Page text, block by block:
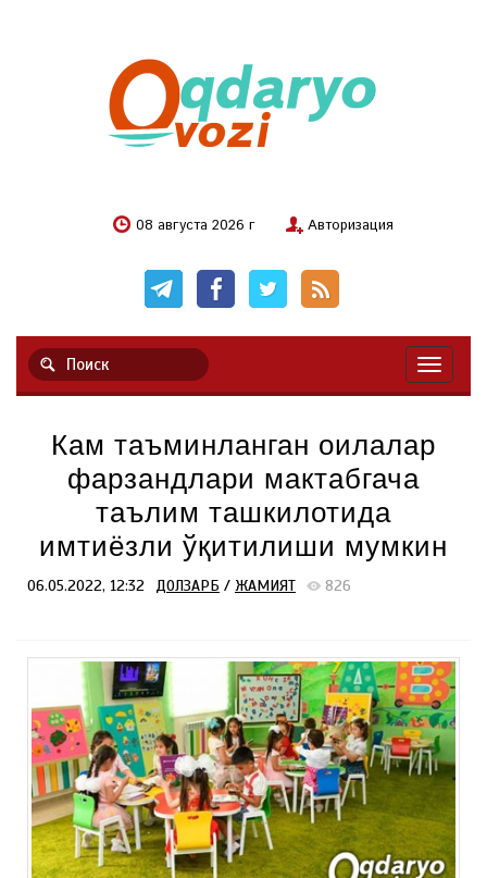
08 августа 2026 г Авторизация
Кам таъминланган оилалар
фарзандлари мактабгача
таълим ташкилотида
имтиёзли ўқитилиши мумкин
06.05.2022, 12:32 ДОЛЗАРБ / ЖАМИЯТ 826